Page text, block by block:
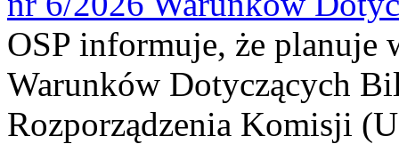
OSP informuje, że planuje
Warunków Dotyczących
Rozporządzenia Komisji